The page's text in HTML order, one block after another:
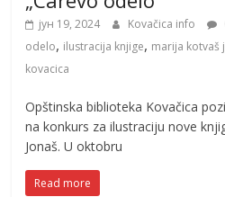
јун 19, 2024 Kovačica info
odelo, ilustracija knjige, marija kotvaš
kovacica
Opštinska biblioteka Kovačica
na konkurs za ilustraciju nove
Jonaš. U oktobru
Read more